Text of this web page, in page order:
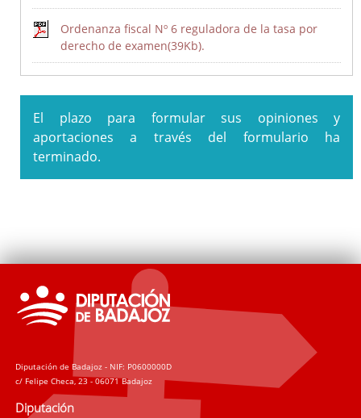
I Estrategia de Desarrollo Sostenible de la Diputación de
Badajoz 2020-2023
Plan Integral de Movilidad Sostenible Badajoz ADS 2018:
PLAN MOVEM (Plan de Movilidad de Vehículos Eléctricos en
Ordenanza reguladora de Patrocinios de la Diputación de
Badajoz y su Sector Público
Ordenanza general de subvenciones y transferencias de la
Diputación de Badajoz
Ordenanza fiscal Nº 6 reguladora de la tasa por
derecho de examen(39Kb).
El plazo para formular sus opiniones y
aportaciones a través del formulario ha
terminado.
Diputación de Badajoz - NIF: P0600000D
c/ Felipe Checa, 23 - 06071 Badajoz
Diputación